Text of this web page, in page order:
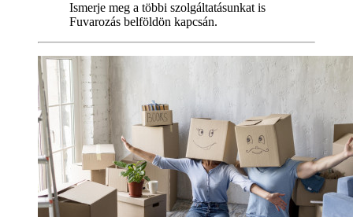
Ismerje meg a többi szolgáltatásunkat is
Fuvarozás belföldön kapcsán.